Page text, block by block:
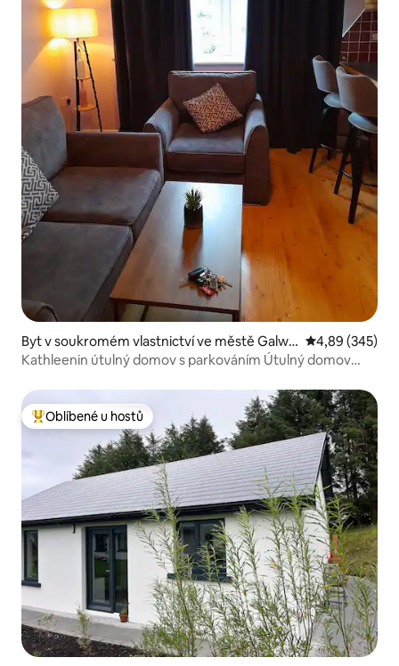
Byt v soukromém vlastnictví ve městě Galwa
y
Průměrné
4,89 (345)
Kathleenin útulný domov s parkováním Útulný domov
Nejlepší v kategorii Oblíbené u hostů
Oblíbené u hostů